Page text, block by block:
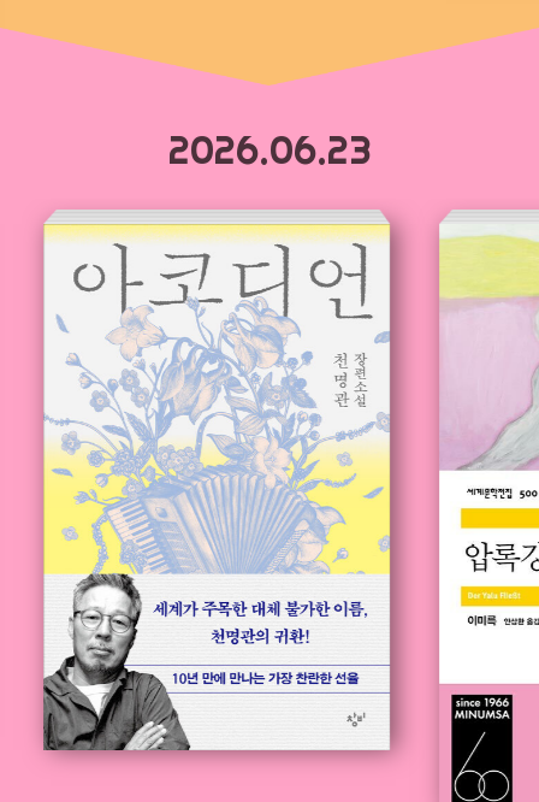
2026.06.23